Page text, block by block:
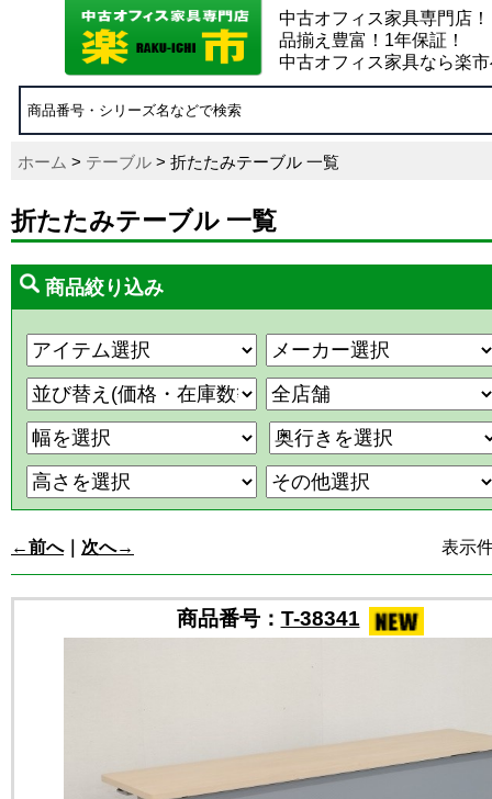
中古オフィス家具専門店！
品揃え豊富！1年保証！
中古オフィス家具なら楽
ホーム > テーブル > 折たたみテーブル 一覧
折たたみテーブル 一覧
商品絞り込み
←前へ｜ 次へ→ 表示
商品番号： T-38341